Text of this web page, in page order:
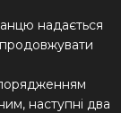
надається
продовжувати
наступні два